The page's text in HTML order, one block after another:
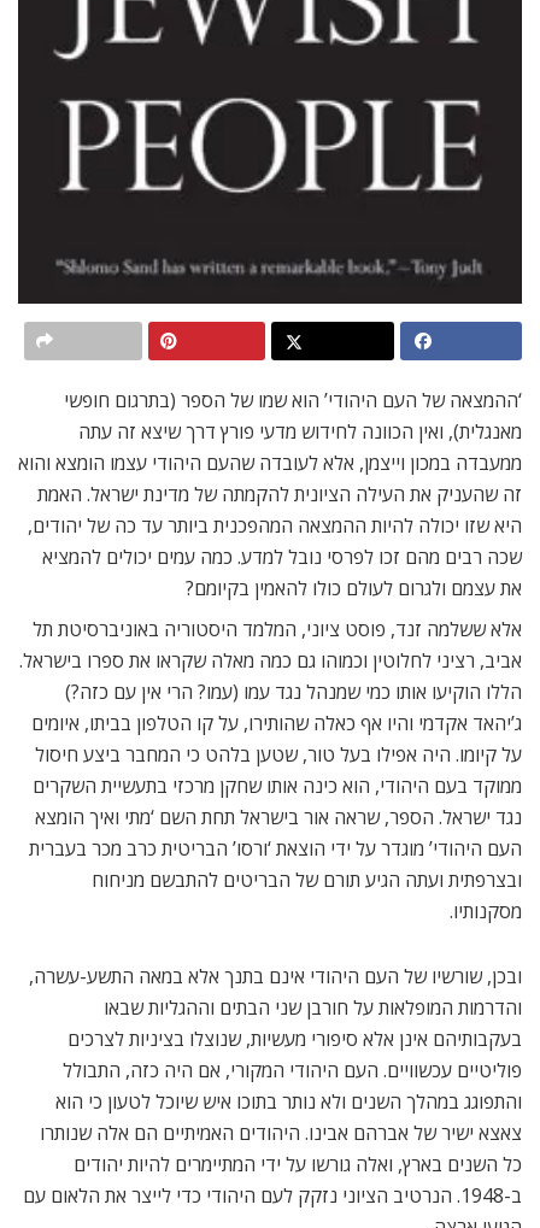
‘ההמצאה של העם היהודי’ הוא שמו של הספר (בתרגום חופשי
מאנגלית), ואין הכוונה לחידוש מדעי פורץ דרך שיצא זה עתה
ממעבדה במכון וייצמן, אלא לעובדה שהעם היהודי עצמו הומצא והוא
זה שהעניק את העילה הציונית להקמתה של מדינת ישראל. האמת
היא שזו יכולה להיות ההמצאה המהפכנית ביותר עד כה של יהודים,
שכה רבים מהם זכו לפרסי נובל למדע. כמה עמים יכולים להמציא
את עצמם ולגרום לעולם כולו להאמין בקיומם?
אלא ששלמה זנד, פוסט ציוני, המלמד היסטוריה באוניברסיטת תל
אביב, רציני לחלוטין וכמוהו גם כמה מאלה שקראו את ספרו בישראל.
הללו הוקיעו אותו כמי שמנהל נגד עמו (עמו? הרי אין עם כזה?)
ג’יהאד אקדמי והיו אף כאלה שהותירו, על קו הטלפון בביתו, איומים
על קיומו. היה אפילו בעל טור, שטען בלהט כי המחבר ביצע חיסול
ממוקד בעם היהודי, הוא כינה אותו שחקן מרכזי בתעשיית השקרים
נגד ישראל. הספר, שראה אור בישראל תחת השם ‘מתי ואיך הומצא
העם היהודי’ מוגדר על ידי הוצאת ‘ורסו’ הבריטית כרב מכר בעברית
ובצרפתית ועתה הגיע תורם של הבריטים להתבשם מניחוח
מסקנותיו.
ובכן, שורשיו של העם היהודי אינם בתנך אלא במאה התשע-עשרה,
והדרמות המופלאות על חורבן שני הבתים וההגליות שבאו
בעקבותיהם אינן אלא סיפורי מעשיות, שנוצלו בציניות לצרכים
פוליטיים עכשוויים. העם היהודי המקורי, אם היה כזה, התבולל
והתפוגג במהלך השנים ולא נותר בתוכו איש שיוכל לטעון כי הוא
צאצא ישיר של אברהם אבינו. היהודים האמיתיים הם אלה שנותרו
כל השנים בארץ, ואלה גורשו על ידי המתיימרים להיות יהודים
ב-1948. הנרטיב הציוני נזקק לעם היהודי כדי לייצר את הלאום עם